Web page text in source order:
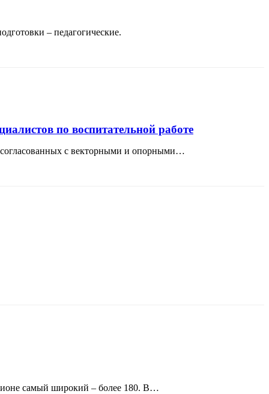
– педагогические.
по воспитательной работе
с векторными и опорными…
самый широкий – более 180. В…